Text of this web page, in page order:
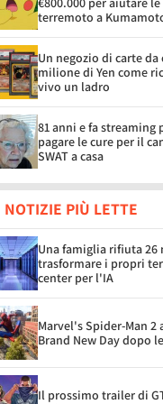
terremoto a
Un negozio di carte
milione di Yen come
vivo un ladro
81 anni e fa
pagare le cure per il
SWAT a casa
NOTIZIE PIÙ LETTE
Una famiglia rifiuta
trasformare i propri
center per l'IA
Marvel's Spider-Man
Brand New Day dopo
Il prossimo trailer di